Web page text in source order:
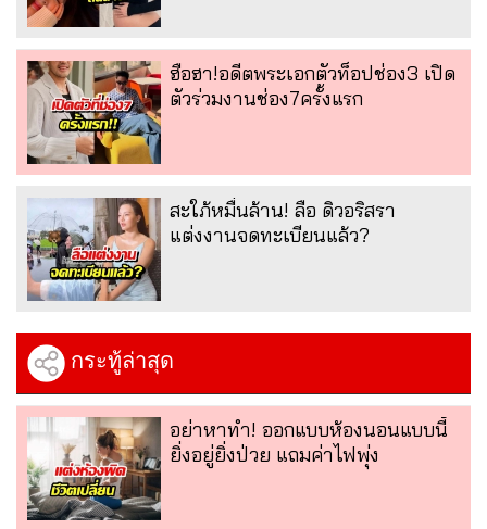
ฮือฮา!อดีตพระเอกตัวท็อปช่อง3 เปิด
ตัวร่วมงานช่อง7ครั้งแรก
สะใภ้หมื่นล้าน! ลือ ดิวอริสรา
แต่งงานจดทะเบียนแล้ว?
กระทู้ล่าสุด
อย่าหาทำ! ออกแบบห้องนอนแบบนี้
ยิ่งอยู่ยิ่งป่วย แถมค่าไฟพุ่ง